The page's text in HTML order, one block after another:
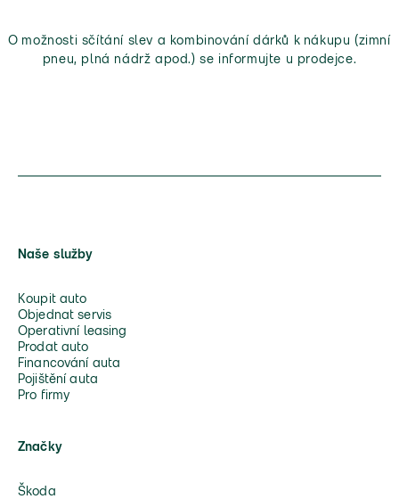
O možnosti sčítání slev a kombinování dárků k nákupu (zimní
pneu, plná nádrž apod.) se informujte u prodejce.
Naše služby
Koupit auto
Objednat servis
Operativní leasing
Prodat auto
Financování auta
Pojištění auta
Pro firmy
Značky
Škoda